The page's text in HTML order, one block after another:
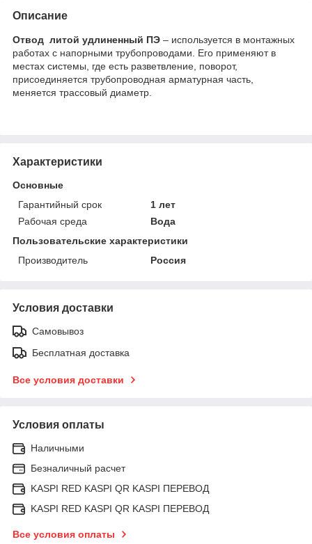
Описание
Отвод литой удлиненный ПЭ – используется в монтажных
работах с напорными трубопроводами. Его применяют в
местах системы, где есть разветвление, поворот,
присоединяется трубопроводная арматурная часть,
меняется трассовый диаметр.
Характеристики
Основные
Гарантийный срок
1 лет
Рабочая среда
Вода
Пользовательские характеристики
Производитель
Россия
Условия доставки
Самовывоз
Бесплатная доставка
Все условия доставки
Условия оплаты
Наличными
Безналичный расчет
KASPI RED KASPI QR KASPI ПЕРЕВОД
KASPI RED KASPI QR KASPI ПЕРЕВОД
Все условия оплаты